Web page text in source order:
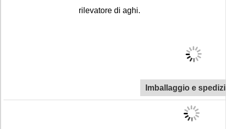
rilevatore di aghi.
Imballaggio e